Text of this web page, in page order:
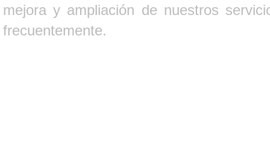
mejora y ampliación de nuestros
frecuentemente.